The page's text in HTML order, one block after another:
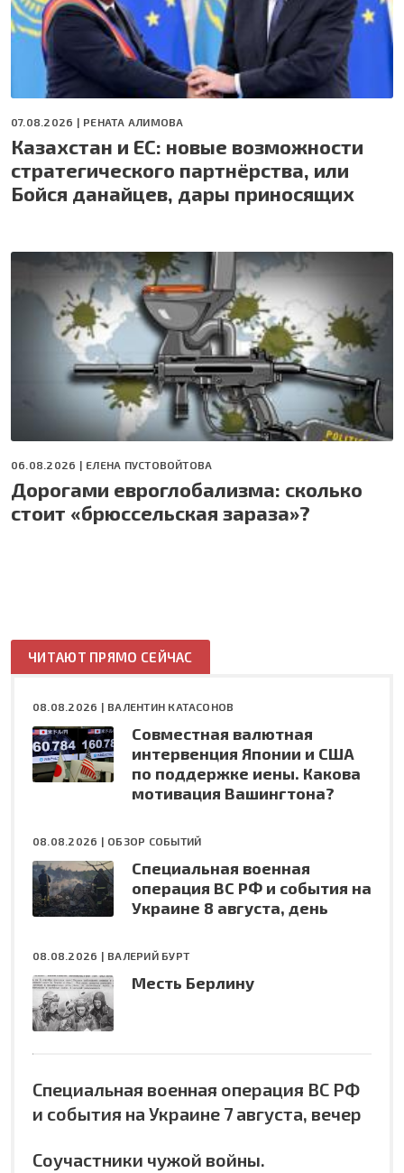
07.08.2026 | РЕНАТА АЛИМОВА
Казахстан и ЕС: новые возможности
стратегического партнёрства, или
Бойся данайцев, дары приносящих
06.08.2026 | ЕЛЕНА ПУСТОВОЙТОВА
Дорогами евроглобализма: сколько
стоит «брюссельская зараза»?
ЧИТАЮТ ПРЯМО СЕЙЧАС
08.08.2026 | ВАЛЕНТИН КАТАСОНОВ
Совместная валютная
интервенция Японии и США
по поддержке иены. Какова
мотивация Вашингтона?
08.08.2026 | ОБЗОР СОБЫТИЙ
Специальная военная
операция ВС РФ и события на
Украине 8 августа, день
08.08.2026 | ВАЛЕРИЙ БУРТ
Месть Берлину
Специальная военная операция ВС РФ
и события на Украине 7 августа, вечер
Соучастники чужой войны.